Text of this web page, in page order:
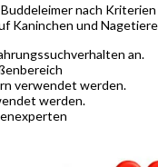
nach
Kaninchen und
an.
verwendet werden.
werden.